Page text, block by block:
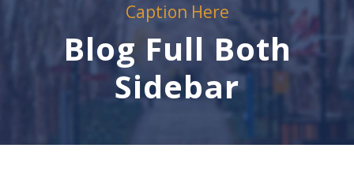
Caption Here
Blog Full Both
Sidebar